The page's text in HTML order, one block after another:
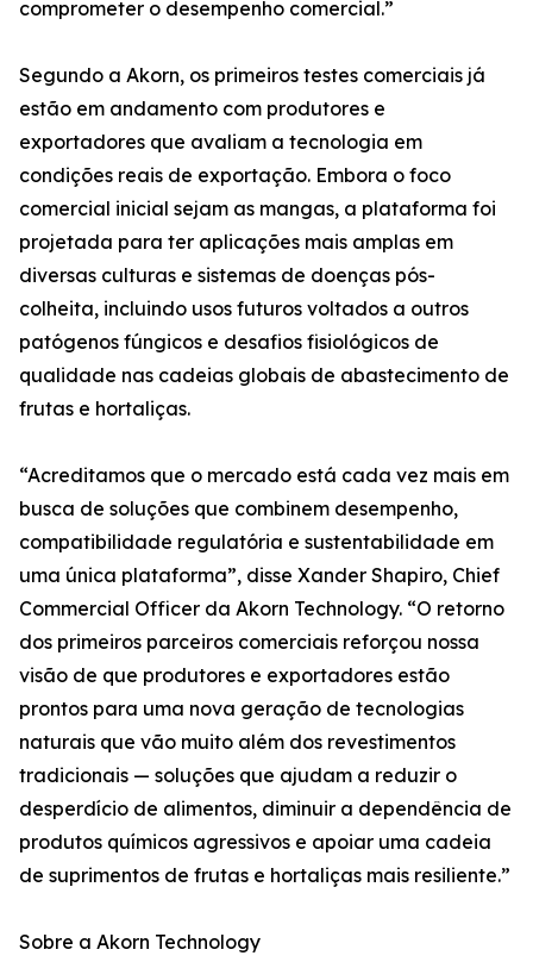
comprometer o desempenho comercial.”
Segundo a Akorn, os primeiros testes comerciais já
estão em andamento com produtores e
exportadores que avaliam a tecnologia em
condições reais de exportação. Embora o foco
comercial inicial sejam as mangas, a plataforma foi
projetada para ter aplicações mais amplas em
diversas culturas e sistemas de doenças pós-
colheita, incluindo usos futuros voltados a outros
patógenos fúngicos e desafios fisiológicos de
qualidade nas cadeias globais de abastecimento de
frutas e hortaliças.
“Acreditamos que o mercado está cada vez mais em
busca de soluções que combinem desempenho,
compatibilidade regulatória e sustentabilidade em
uma única plataforma”, disse Xander Shapiro, Chief
Commercial Officer da Akorn Technology. “O retorno
dos primeiros parceiros comerciais reforçou nossa
visão de que produtores e exportadores estão
prontos para uma nova geração de tecnologias
naturais que vão muito além dos revestimentos
tradicionais — soluções que ajudam a reduzir o
desperdício de alimentos, diminuir a dependência de
produtos químicos agressivos e apoiar uma cadeia
de suprimentos de frutas e hortaliças mais resiliente.”
Sobre a Akorn Technology